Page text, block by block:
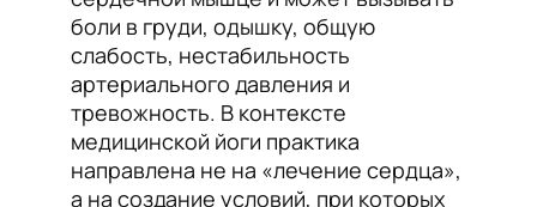
боли в груди, одышку, общую
слабость, нестабильность
артериального давления и
тревожность. В контексте
медицинской йоги практика
направлена не на «лечение сердца»,
а на создание условий, при которых